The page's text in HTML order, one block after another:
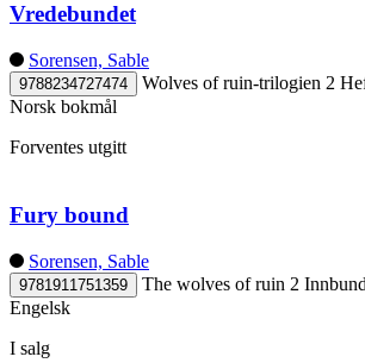
Vredebundet
Sorensen, Sable
9788234727474 Wolves of ruin-trilogien 2
Norsk bokmål
Forventes utgitt
Fury bound
Sorensen, Sable
9781911751359 The wolves of ruin 2
Engelsk
I salg